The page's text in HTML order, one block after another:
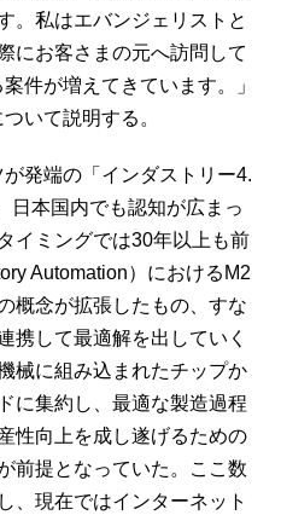
。私はエバンジェリストと
にお客さまの元へ訪問して
件が増えてきています。」
いて説明する。
発端の「インダストリー4.
日本国内でも認知が広まっ
イミングでは30年以上も前
Automation）におけるM2
概念が拡張したもの、すな
携して最適解を出していく
械に組み込まれたチップか
に集約し、最適な製造過程
性向上を成し遂げるための
前提となっていた。ここ数
、現在ではインターネット